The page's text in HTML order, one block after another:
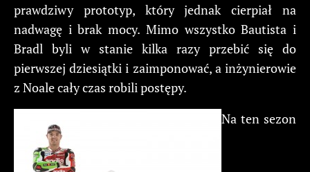
prawdziwy prototyp, który jednak cierpiał na
nadwagę i brak mocy. Mimo wszystko Bautista i
Bradl byli w stanie kilka razy przebić się do
pierwszej dziesiątki i zaimponować, a inżynierowie
z Noale cały czas robili postępy.
Na ten sezon